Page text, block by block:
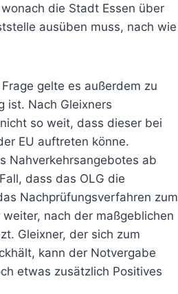
die Stadt Essen über
ausüben muss, nach wie
gelte es außerdem zu
ist. Nach Gleixners
so weit, dass dieser bei
EU auftreten könne.
Nahverkehrsangebotes ab
dass das OLG die
Nachprüfungsverfahren zum
nach der maßgeblichen
Gleixner, der sich zum
kann der Notvergabe
etwas zusätzlich Positives